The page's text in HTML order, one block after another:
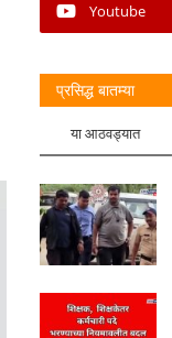
Youtube
प्रसिद्ध बातम्या
या आठवड्यात